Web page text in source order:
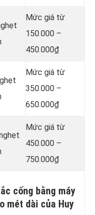
Mức giá từ
150.000 –
450.000₫
Mức giá từ
350.000 –
650.000₫
Mức giá từ
450.000 –
750.000₫
cống bằng máy
mét dài của Huy